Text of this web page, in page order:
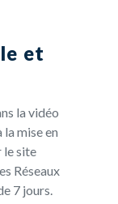
et
la vidéo
mise en
le site
Réseaux
7 jours.